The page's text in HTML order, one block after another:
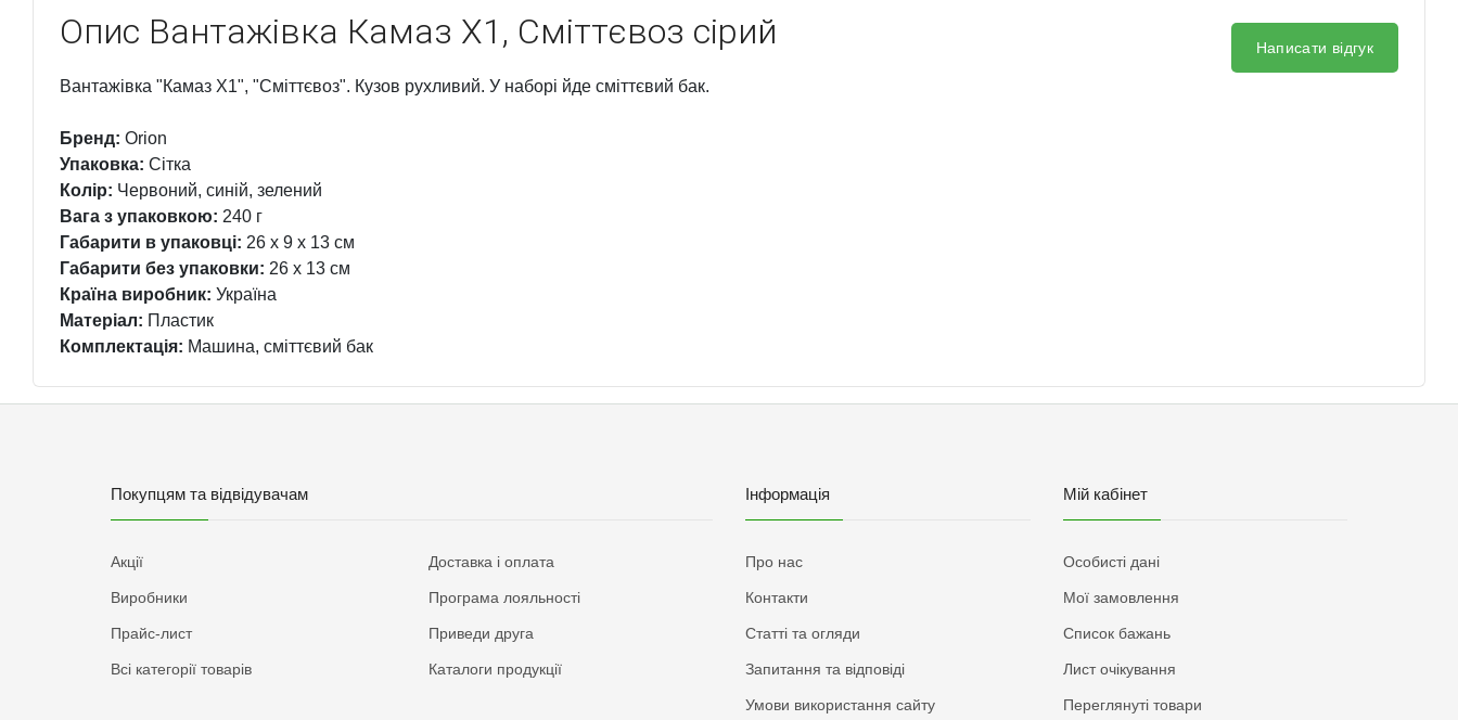
Опис Вантажівка Камаз Х1, Сміттєвоз сірий
Вантажівка "Камаз Х1", "Сміттєвоз". Кузов рухливий. У наборі йде сміттєвий бак.
Бренд: Orion
Упаковка: Сітка
Колір: Червоний, синій, зелений
Вага з упаковкою: 240 г
Габарити в упаковці: 26 x 9 x 13 см
Габарити без упаковки: 26 x 13 см
Країна виробник: Україна
Матеріал: Пластик
Комплектація: Машина, сміттєвий бак
Написати відгук
Покупцям та відвідувачам
Акції
Виробники
Прайс-лист
Всі категорії товарів
Доставка і оплата
Програма лояльності
Приведи друга
Каталоги продукції
Інформація
Про нас
Контакти
Статті та огляди
Запитання та відповіді
Умови використання сайту
Мій кабінет
Особисті дані
Мої замовлення
Список бажань
Лист очікування
Переглянуті товари